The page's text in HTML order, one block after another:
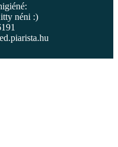
néni :)